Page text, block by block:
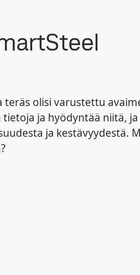
teräs olisi varustettu
ja hyödyntää niitä, ja
ja kestävyydestä.